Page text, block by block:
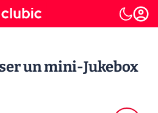
un mini-Jukebox